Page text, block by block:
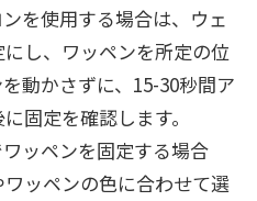
を使用する場合は、ウェ
し、ワッペンを所定の位
動かさずに、15-30秒間ア
固定を確認します。
ッペンを固定する場合
ッペンの色に合わせて選